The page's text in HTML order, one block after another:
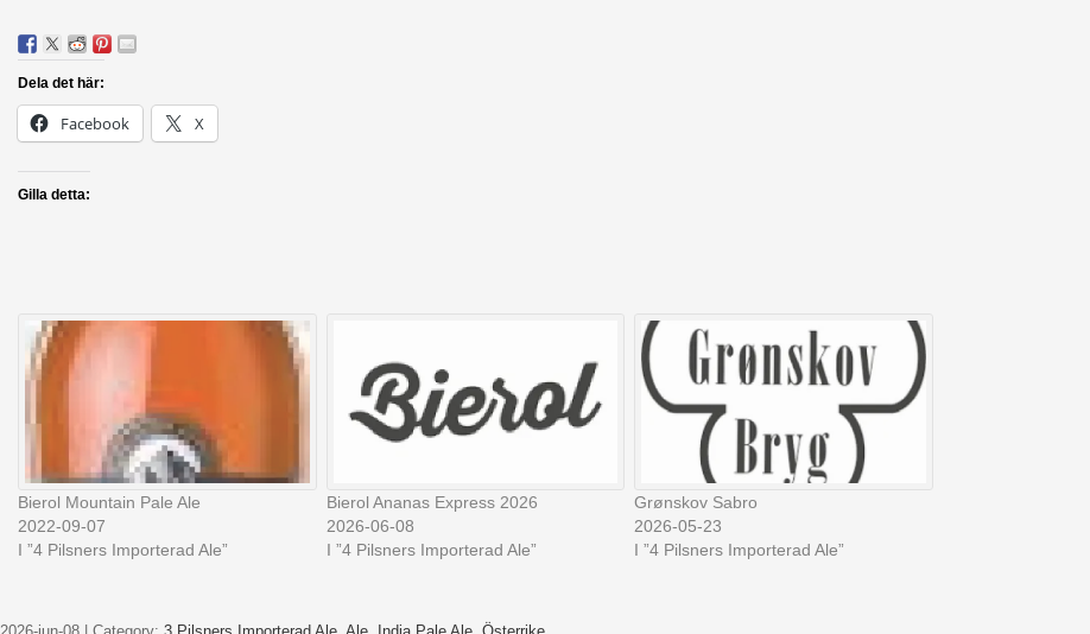
Dela det här:
Facebook X
Gilla detta:
Bierol Mountain Pale Ale
2022-09-07
I ”4 Pilsners Importerad Ale”
Bierol Ananas Express 2026
2026-06-08
I ”4 Pilsners Importerad Ale”
Grønskov Sabro
2026-05-23
I ”4 Pilsners Importerad Ale”